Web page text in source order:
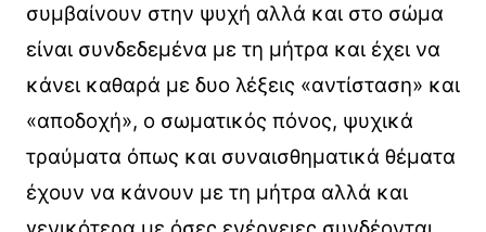
συμβαίνουν στην ψυχή αλλά και στο σώμα
είναι συνδεδεμένα με τη μήτρα και έχει να
κάνει καθαρά με δυο λέξεις «αντίσταση» και
«αποδοχή», ο σωματικός πόνος, ψυχικά
τραύματα όπως και συναισθηματικά θέματα
έχουν να κάνουν με τη μήτρα αλλά και